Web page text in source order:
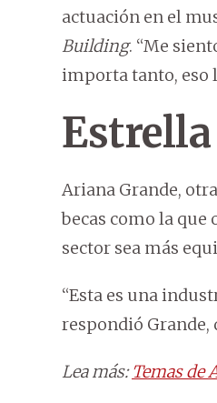
actuación en el
Building. “Me
importa tanto, eso
Ariana Grande,
becas como la que
sector sea más
“Esta es una
respondió Grande,
Lea más:Temas de